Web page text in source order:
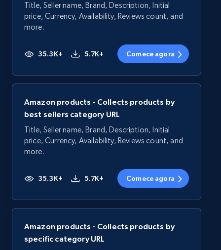
Title, Seller name, Brand, Description, Initial
price, Currency, Availability, Reviews count, and
more.
35.3K+ 5.7K+ Comece agora
Amazon products - Collects products by
best sellers category URL
Title, Seller name, Brand, Description, Initial
price, Currency, Availability, Reviews count, and
more.
35.3K+ 5.7K+ Comece agora
Amazon products - Collects products by
specific category URL